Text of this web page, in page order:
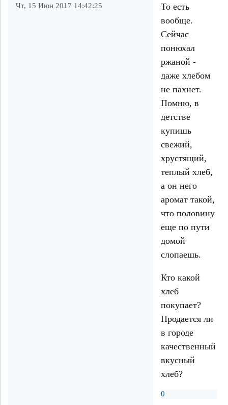
Чт, 15 Июн 2017 14:42:25
То есть
вообще.
Сейчас
понюхал
ржаной -
даже хлебом
не пахнет.
Помню, в
детстве
купишь
свежий,
хрустящий,
теплый хлеб,
а он него
аромат такой,
что половину
еще по пути
домой
слопаешь.
Кто какой
хлеб
покупает?
Продается ли
в городе
качественный
вкусный
хлеб?
0